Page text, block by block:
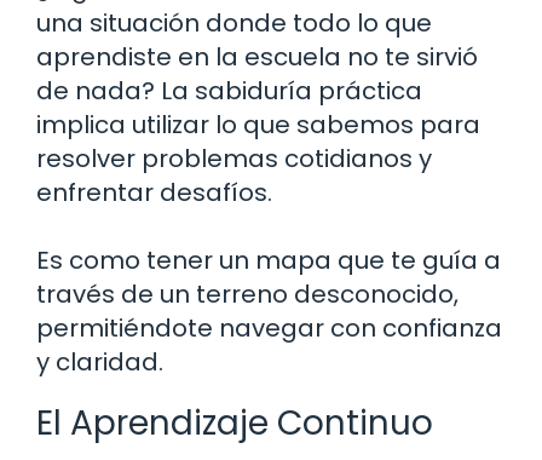
una situación donde todo lo que
aprendiste en la escuela no te sirvió
de nada? La sabiduría práctica
implica utilizar lo que sabemos para
resolver problemas cotidianos y
enfrentar desafíos.
Es como tener un mapa que te guía a
través de un terreno desconocido,
permitiéndote navegar con confianza
y claridad.
El Aprendizaje Continuo